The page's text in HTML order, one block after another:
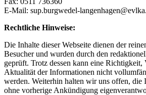
E-Mail: sup.burgwedel-
Rechtliche Hinweise:
Die Inhalte dieser Webseite dienen der
Besucher und wurden durch den
geprüft. Trotz dessen kann eine Richtigkeit,
Aktualität der Informationen nicht
werden. Weiterhin halten wir uns offen, die
ohne vorherige Ankündigung